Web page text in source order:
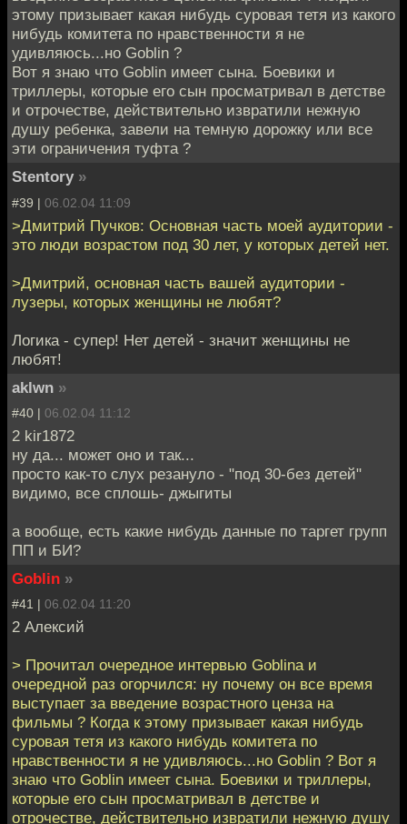
этому призывает какая нибудь суровая тетя из какого
нибудь комитета по нравственности я не
удивляюсь...но Goblin ?
Вот я знаю что Goblin имеет сына. Боевики и
триллеры, которые его сын просматривал в детстве
и отрочестве, действительно извратили нежную
душу ребенка, завели на темную дорожку или все
эти ограничения туфта ?
Stentory »
#39 | 06.02.04 11:09
>Дмитрий Пучков: Основная часть моей аудитории -
это люди возрастом под 30 лет, у которых детей нет.
>Дмитрий, основная часть вашей аудитории -
лузеры, которых женщины не любят?
Логика - супер! Нет детей - значит женщины не
любят!
aklwn »
#40 | 06.02.04 11:12
2 kir1872
ну да... может оно и так...
просто как-то слух резануло - "под 30-без детей"
видимо, все сплошь- джыгиты
а вообще, есть какие нибудь данные по таргет групп
ПП и БИ?
Goblin »
#41 | 06.02.04 11:20
2 Алексий
> Прочитал очередное интервью Goblina и
очередной раз огорчился: ну почему он все время
выступает за введение возрастного ценза на
фильмы ? Когда к этому призывает какая нибудь
суровая тетя из какого нибудь комитета по
нравственности я не удивляюсь...но Goblin ? Вот я
знаю что Goblin имеет сына. Боевики и триллеры,
которые его сын просматривал в детстве и
отрочестве, действительно извратили нежную душу